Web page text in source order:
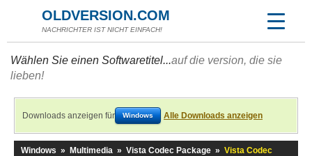
OLDVERSION.COM
NACHRICHTER IST NICHT EINFACH!
Wählen Sie einen Softwaretitel...auf die version, die sie
lieben!
Downloads anzeigen für Windows Alle Downloads anzeigen
Windows » Multimedia » Vista Codec Package » Vista Codec